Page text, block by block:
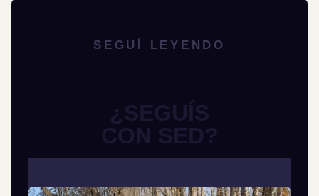
SEGUÍ LEYENDO
¿SEGUÍS
CON SED?